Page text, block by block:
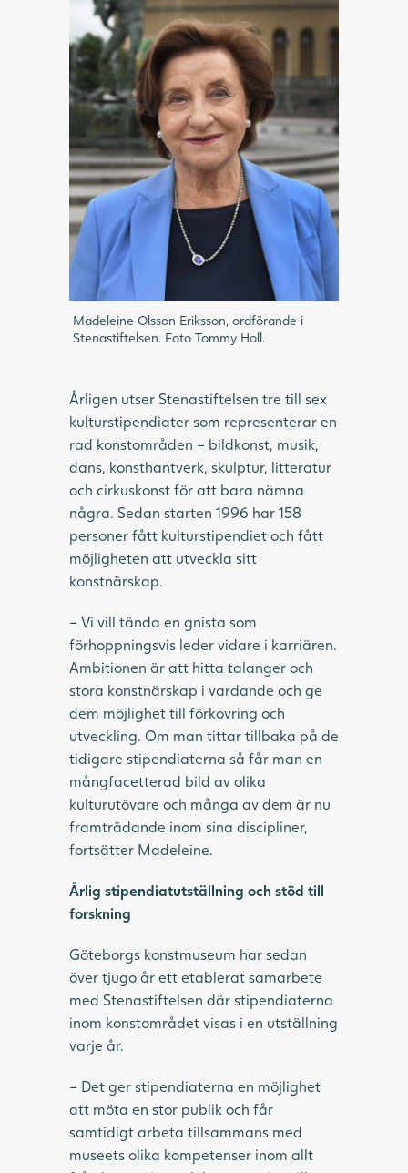
Madeleine Olsson Eriksson, ordförande i
Stenastiftelsen. Foto Tommy Holl.
Årligen utser Stenastiftelsen tre till sex
kulturstipendiater som representerar en
rad konstområden – bildkonst, musik,
dans, konsthantverk, skulptur, litteratur
och cirkuskonst för att bara nämna
några. Sedan starten 1996 har 158
personer fått kulturstipendiet och fått
möjligheten att utveckla sitt
konstnärskap.
– Vi vill tända en gnista som
förhoppningsvis leder vidare i karriären.
Ambitionen är att hitta talanger och
stora konstnärskap i vardande och ge
dem möjlighet till förkovring och
utveckling. Om man tittar tillbaka på de
tidigare stipendiaterna så får man en
mångfacetterad bild av olika
kulturutövare och många av dem är nu
framträdande inom sina discipliner,
fortsätter Madeleine.
Årlig stipendiatutställning och stöd till
forskning
Göteborgs konstmuseum har sedan
över tjugo år ett etablerat samarbete
med Stenastiftelsen där stipendiaterna
inom konstområdet visas i en utställning
varje år.
– Det ger stipendiaterna en möjlighet
att möta en stor publik och får
samtidigt arbeta tillsammans med
museets olika kompetenser inom allt